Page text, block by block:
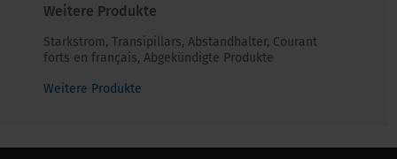
Weitere Produkte
Starkstrom, Transipillars, Abstandhalter, Courant
forts en français, Abgekündigte Produkte
Weitere Produkte